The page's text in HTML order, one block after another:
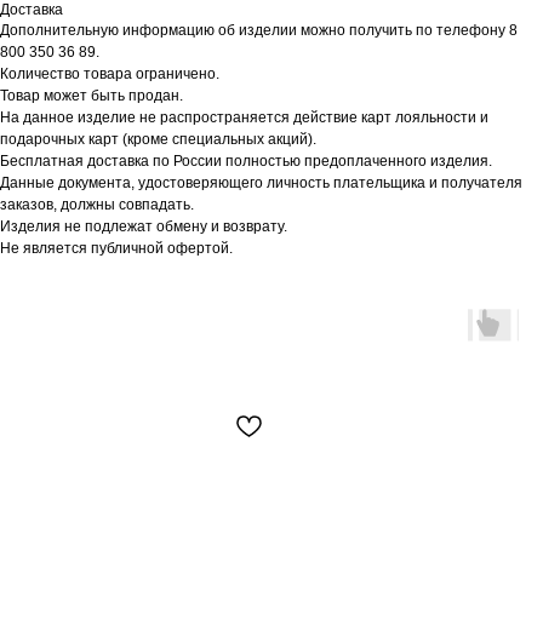
Доставка
Дополнительную информацию об изделии можно получить по телефону 8
800 350 36 89.
Количество товара ограничено.
Товар может быть продан.
На данное изделие не распространяется действие карт лояльности и
подарочных карт (кроме специальных акций).
Бесплатная доставка по России полностью предоплаченного изделия.
Данные документа, удостоверяющего личность плательщика и получателя
заказов, должны совпадать.
Изделия не подлежат обмену и возврату.
Не является публичной офертой.